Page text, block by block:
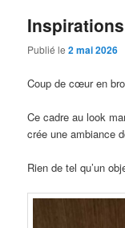
Publié le2 mai 2026
Coup de cœur en
Ce cadre au look
crée une ambiance
Rien de tel qu’un